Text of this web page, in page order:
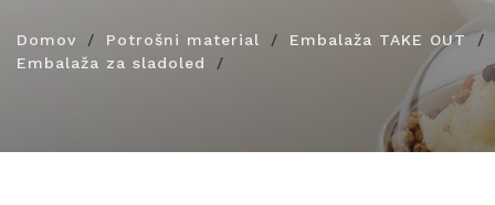
Domov Potrošni material
Embalaža TAKE OUT
Embalaža za sladoled